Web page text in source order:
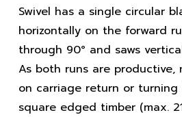
Swivel has a single circular
horizontally on the forward
through 90° and saws
As both runs are productive,
on carriage return or
square edged timber (max.